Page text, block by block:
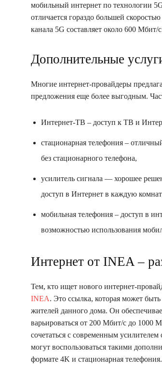
мобильный интернет по технологии
отличается гораздо большей
канала 5G составляет около 600 Мбит/
Дополнительные
Многие интернет-провайдеры
предложения еще более выгодным.
Интернет-ТВ – доступ к ТВ и
стационарная телефония –
без стационарного телефона,
усилитель сигнала — хорошее
доступ в Интернет в каждую
мобильная телефония – доступ в
возможностью использования
Интернет от INEA –
Тем, кто ищет нового интернет-
INEA. Это ссылка, которая может
жителей данного дома. Он
варьироваться от 200 Мбит/с до 1000
сочетаться с современным
могут воспользоваться такими
формате 4K и стационарная телефония.